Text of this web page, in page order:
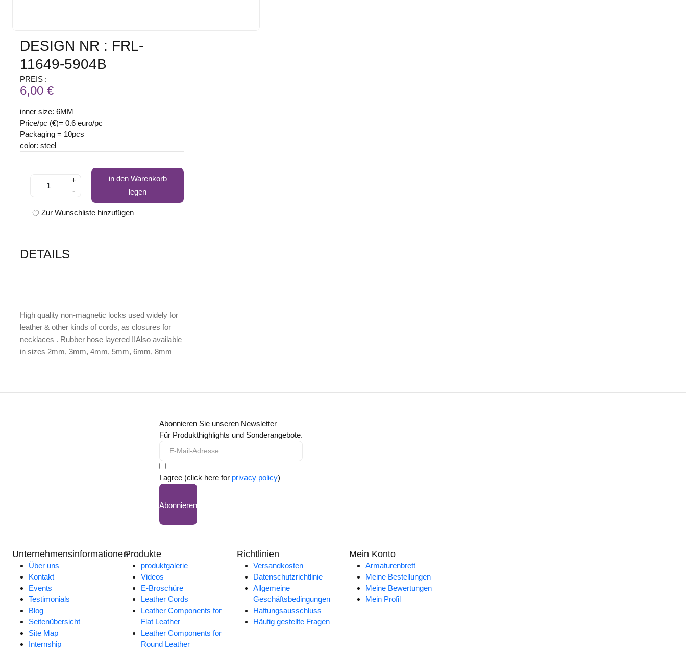
DESIGN NR : FRL-
11649-5904B
PREIS :
6,00 €
inner size: 6MM
Price/pc (€)= 0.6 euro/pc
Packaging = 10pcs
color: steel
+
-
in den Warenkorb
legen
Zur Wunschliste hinzufügen
DETAILS
High quality non-magnetic locks used widely for
leather & other kinds of cords, as closures for
necklaces . Rubber hose layered !!Also available
in sizes 2mm, 3mm, 4mm, 5mm, 6mm, 8mm
Abonnieren Sie unseren Newsletter
Für Produkthighlights und Sonderangebote.
I agree (click here for privacy policy)
Abonnieren
Unternehmensinformationen
Über uns
Kontakt
Events
Testimonials
Blog
Seitenübersicht
Site Map
Internship
Produkte
produktgalerie
Videos
E-Broschüre
Leather Cords
Leather Components for
Flat Leather
Leather Components for
Round Leather
Richtlinien
Versandkosten
Datenschutzrichtlinie
Allgemeine
Geschäftsbedingungen
Haftungsausschluss
Häufig gestellte Fragen
Mein Konto
Armaturenbrett
Meine Bestellungen
Meine Bewertungen
Mein Profil